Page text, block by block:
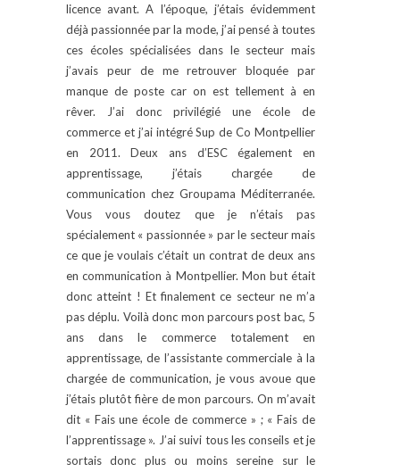
licence avant. A l’époque, j’étais évidemment
déjà passionnée par la mode, j’ai pensé à toutes
ces écoles spécialisées dans le secteur mais
j’avais peur de me retrouver bloquée par
manque de poste car on est tellement à en
rêver. J’ai donc privilégié une école de
commerce et j’ai intégré Sup de Co Montpellier
en 2011. Deux ans d’ESC également en
apprentissage, j’étais chargée de
communication chez Groupama Méditerranée.
Vous vous doutez que je n’étais pas
spécialement « passionnée » par le secteur mais
ce que je voulais c’était un contrat de deux ans
en communication à Montpellier. Mon but était
donc atteint ! Et finalement ce secteur ne m’a
pas déplu. Voilà donc mon parcours post bac, 5
ans dans le commerce totalement en
apprentissage, de l’assistante commerciale à la
chargée de communication, je vous avoue que
j’étais plutôt fière de mon parcours. On m’avait
dit « Fais une école de commerce » ; « Fais de
l’apprentissage ». J’ai suivi tous les conseils et je
sortais donc plus ou moins sereine sur le